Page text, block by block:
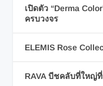
เปิดตัว “Derma
ครบวงจร
ELEMIS Rose
RAVA บีชคลับที่ใหญ่